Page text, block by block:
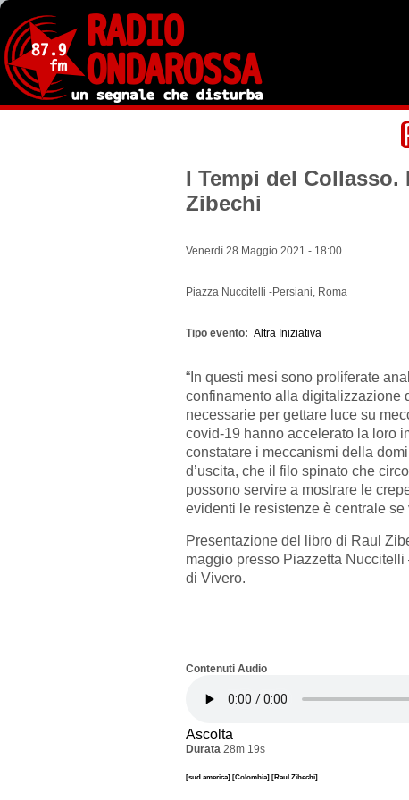
Salta
contenuto
principale
I Tempi del
Zibechi
Venerdì 28 Maggio 2021 - 18:00
Piazza Nuccitelli -Persiani, Roma
Tipo evento Altra Iniziativa
“In questi mesi sono proliferate
confinamento alla digitalizzazione
necessarie per gettare luce su
covid-19 hanno accelerato la loro
constatare i meccanismi della
d’uscita, che il filo spinato che
possono servire a mostrare le
evidenti le resistenze è centrale
Presentazione del libro di Raul
maggio presso Piazzetta
di Vivero.
Contenuti Audio
Ascolta
Durata 28m 19s
[sud america] [Colombia] [Raul Zibechi]